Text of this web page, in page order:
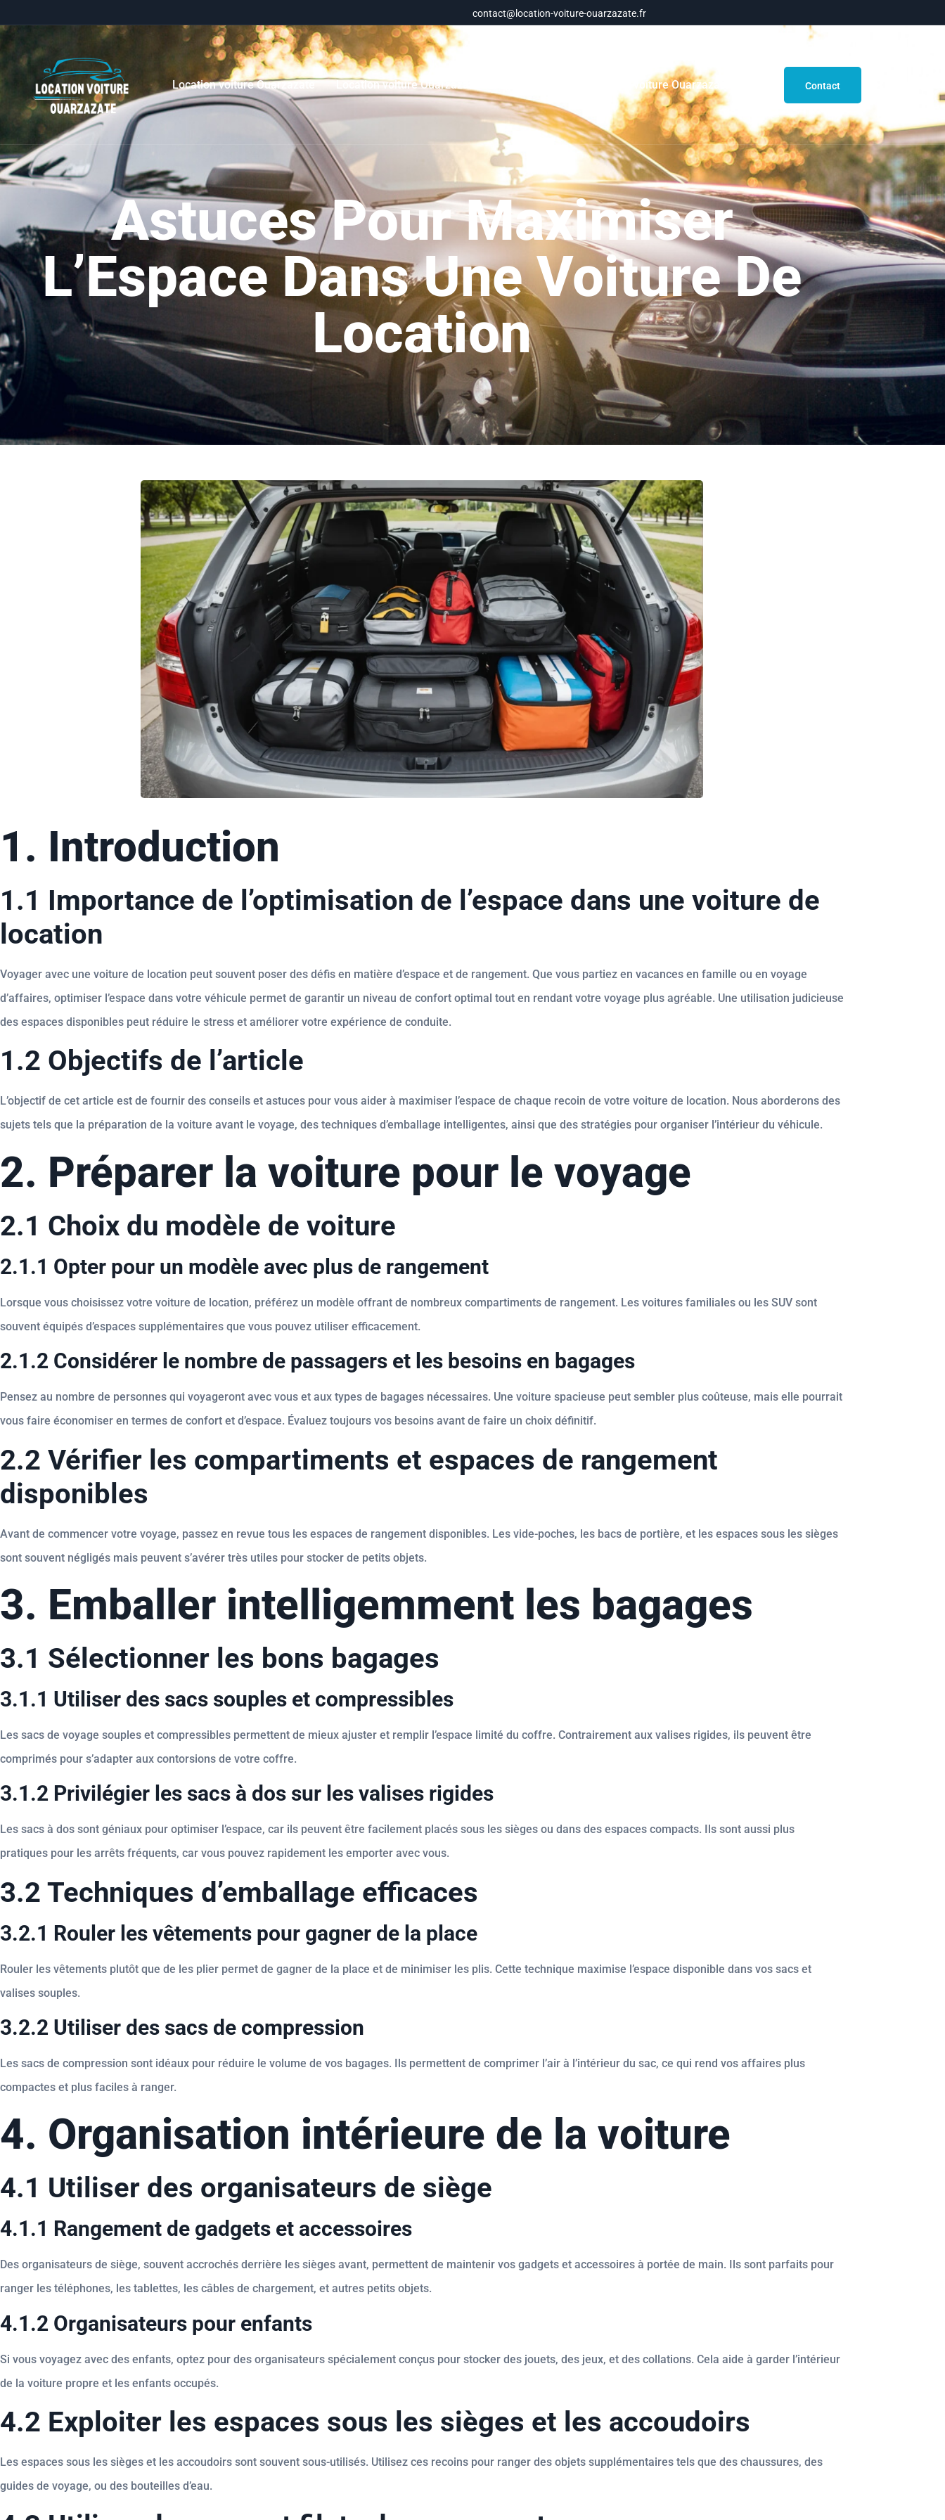
contact@location-voiture-ouarzazate.fr
Location voiture Ouarzazate Location voiture Ouarzazate aéroport Agence location voiture Ouarzazate Contact
Astuces Pour Maximiser
L’Espace Dans Une Voiture De
Location
1. Introduction
1.1 Importance de l’optimisation de l’espace dans une voiture de
location
Voyager avec une voiture de location peut souvent poser des défis en matière d’espace et de rangement. Que vous partiez en vacances en famille ou en voyage
d’affaires, optimiser l’espace dans votre véhicule permet de garantir un niveau de confort optimal tout en rendant votre voyage plus agréable. Une utilisation judicieuse
des espaces disponibles peut réduire le stress et améliorer votre expérience de conduite.
1.2 Objectifs de l’article
L’objectif de cet article est de fournir des conseils et astuces pour vous aider à maximiser l’espace de chaque recoin de votre voiture de location. Nous aborderons des
sujets tels que la préparation de la voiture avant le voyage, des techniques d’emballage intelligentes, ainsi que des stratégies pour organiser l’intérieur du véhicule.
2. Préparer la voiture pour le voyage
2.1 Choix du modèle de voiture
2.1.1 Opter pour un modèle avec plus de rangement
Lorsque vous choisissez votre voiture de location, préférez un modèle offrant de nombreux compartiments de rangement. Les voitures familiales ou les SUV sont
souvent équipés d’espaces supplémentaires que vous pouvez utiliser efficacement.
2.1.2 Considérer le nombre de passagers et les besoins en bagages
Pensez au nombre de personnes qui voyageront avec vous et aux types de bagages nécessaires. Une voiture spacieuse peut sembler plus coûteuse, mais elle pourrait
vous faire économiser en termes de confort et d’espace. Évaluez toujours vos besoins avant de faire un choix définitif.
2.2 Vérifier les compartiments et espaces de rangement
disponibles
Avant de commencer votre voyage, passez en revue tous les espaces de rangement disponibles. Les vide-poches, les bacs de portière, et les espaces sous les sièges
sont souvent négligés mais peuvent s’avérer très utiles pour stocker de petits objets.
3. Emballer intelligemment les bagages
3.1 Sélectionner les bons bagages
3.1.1 Utiliser des sacs souples et compressibles
Les sacs de voyage souples et compressibles permettent de mieux ajuster et remplir l’espace limité du coffre. Contrairement aux valises rigides, ils peuvent être
comprimés pour s’adapter aux contorsions de votre coffre.
3.1.2 Privilégier les sacs à dos sur les valises rigides
Les sacs à dos sont géniaux pour optimiser l’espace, car ils peuvent être facilement placés sous les sièges ou dans des espaces compacts. Ils sont aussi plus
pratiques pour les arrêts fréquents, car vous pouvez rapidement les emporter avec vous.
3.2 Techniques d’emballage efficaces
3.2.1 Rouler les vêtements pour gagner de la place
Rouler les vêtements plutôt que de les plier permet de gagner de la place et de minimiser les plis. Cette technique maximise l’espace disponible dans vos sacs et
valises souples.
3.2.2 Utiliser des sacs de compression
Les sacs de compression sont idéaux pour réduire le volume de vos bagages. Ils permettent de comprimer l’air à l’intérieur du sac, ce qui rend vos affaires plus
compactes et plus faciles à ranger.
4. Organisation intérieure de la voiture
4.1 Utiliser des organisateurs de siège
4.1.1 Rangement de gadgets et accessoires
Des organisateurs de siège, souvent accrochés derrière les sièges avant, permettent de maintenir vos gadgets et accessoires à portée de main. Ils sont parfaits pour
ranger les téléphones, les tablettes, les câbles de chargement, et autres petits objets.
4.1.2 Organisateurs pour enfants
Si vous voyagez avec des enfants, optez pour des organisateurs spécialement conçus pour stocker des jouets, des jeux, et des collations. Cela aide à garder l’intérieur
de la voiture propre et les enfants occupés.
4.2 Exploiter les espaces sous les sièges et les accoudoirs
Les espaces sous les sièges et les accoudoirs sont souvent sous-utilisés. Utilisez ces recoins pour ranger des objets supplémentaires tels que des chaussures, des
guides de voyage, ou des bouteilles d’eau.